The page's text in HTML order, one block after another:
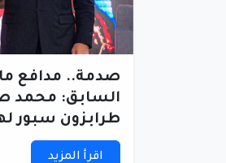
صدمة.. مدافع
السابق: محمد
طرابزون سبور
اقرأ المزيد